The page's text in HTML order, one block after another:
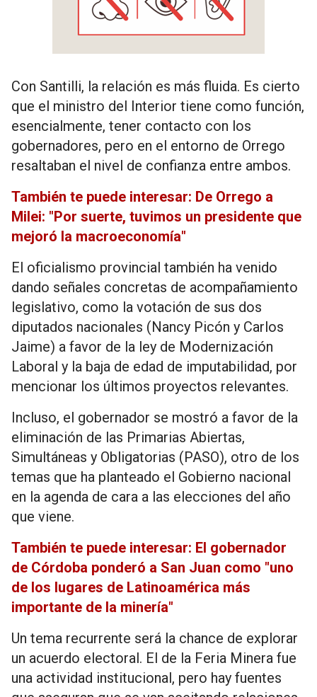
Con Santilli, la relación es más fluida. Es cierto
que el ministro del Interior tiene como función,
esencialmente, tener contacto con los
gobernadores, pero en el entorno de Orrego
resaltaban el nivel de confianza entre ambos.
También te puede interesar: De Orrego a
Milei: "Por suerte, tuvimos un presidente que
mejoró la macroeconomía"
El oficialismo provincial también ha venido
dando señales concretas de acompañamiento
legislativo, como la votación de sus dos
diputados nacionales (Nancy Picón y Carlos
Jaime) a favor de la ley de Modernización
Laboral y la baja de edad de imputabilidad, por
mencionar los últimos proyectos relevantes.
Incluso, el gobernador se mostró a favor de la
eliminación de las Primarias Abiertas,
Simultáneas y Obligatorias (PASO), otro de los
temas que ha planteado el Gobierno nacional
en la agenda de cara a las elecciones del año
que viene.
También te puede interesar: El gobernador
de Córdoba ponderó a San Juan como "uno
de los lugares de Latinoamérica más
importante de la minería"
Un tema recurrente será la chance de explorar
un acuerdo electoral. El de la Feria Minera fue
una actividad institucional, pero hay fuentes